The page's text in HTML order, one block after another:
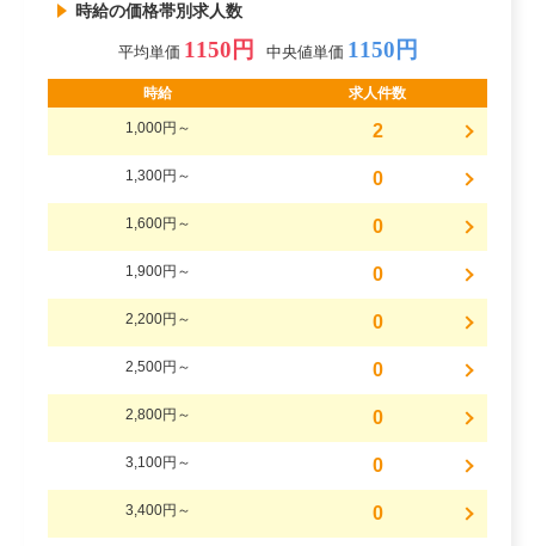
時給の価格帯別求人数
平均単価 1150円 中央値単価 1150円
時給 求人件数
1,000円～ 2
1,300円～ 0
1,600円～ 0
1,900円～ 0
2,200円～ 0
2,500円～ 0
2,800円～ 0
3,100円～ 0
3,400円～ 0